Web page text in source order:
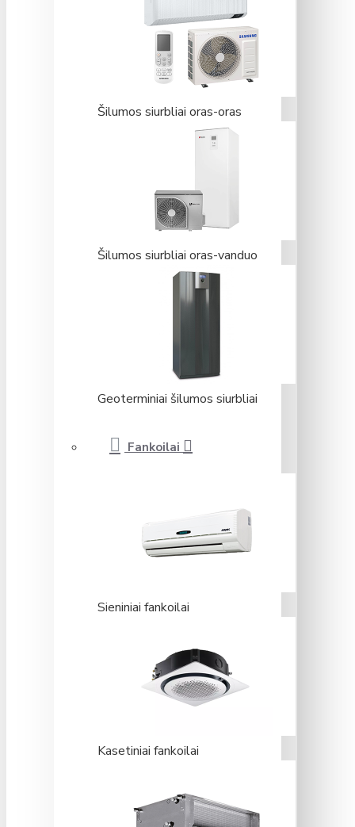
Šilumos siurbliai oras-oras
Šilumos siurbliai oras-vanduo
Geoterminiai šilumos siurbliai
Fankoilai
Sieniniai fankoilai
Kasetiniai fankoilai